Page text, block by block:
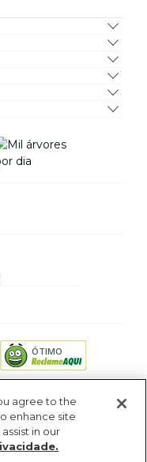
E COMERCIO DE
Blc 1 Armazém 1 -
CNPJ: 09.611.669/0005-18
ÓTIMO
agree to the
enhance site
in our